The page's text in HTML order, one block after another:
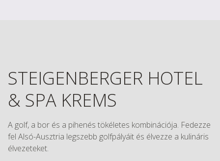
STEIGENBERGER HOTEL
& SPA KREMS
A golf, a bor és a pihenés tökéletes kombinációja. Fedezze
fel Alsó-Ausztria legszebb golfpályáit és élvezze a kulináris
élvezeteket.